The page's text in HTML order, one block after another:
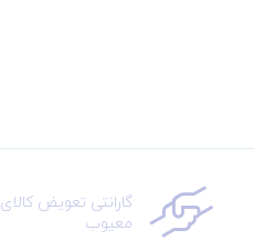
گارانتی تعویض کالای
معیوب